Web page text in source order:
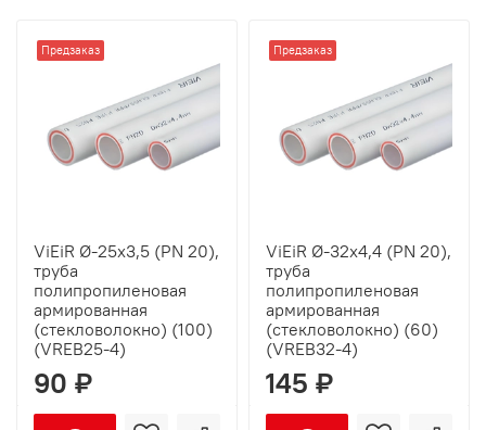
Предзаказ
ViEiR Ø-25х3,5 (PN 20),
труба
полипропиленовая
армированная
(стекловолокно) (100)
(VREB25-4)
90 ₽
Предзаказ
ViEiR Ø-32х4,4 (PN 20),
труба
полипропиленовая
армированная
(стекловолокно) (60)
(VREB32-4)
145 ₽